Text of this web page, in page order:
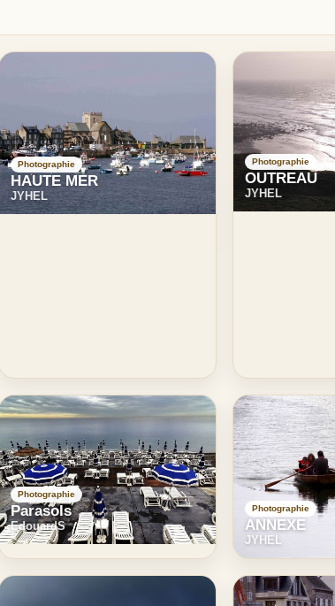
Photographie
HAUTE MER
JYHEL
Photographie
OUTREAU
JYHEL
Photographie
Parasols
EdouardS
Photographie
ANNEXE
JYHEL